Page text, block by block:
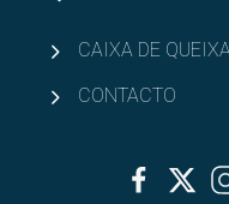
CAIXA DE
CONTACTO
FacebookTwitter